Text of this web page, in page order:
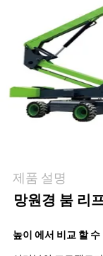
와
뉴
스
제품 설명
망원경 붐 리
높이 에서 비교 할